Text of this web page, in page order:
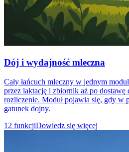
Dój i wydajność mleczna
Cały łańcuch mleczny w jednym
przez laktację i zbiornik aż po dostawę
rozliczenie. Moduł pojawia się, gdy w
gatunek dojny.
12 funkcjiDowiedz się więcej